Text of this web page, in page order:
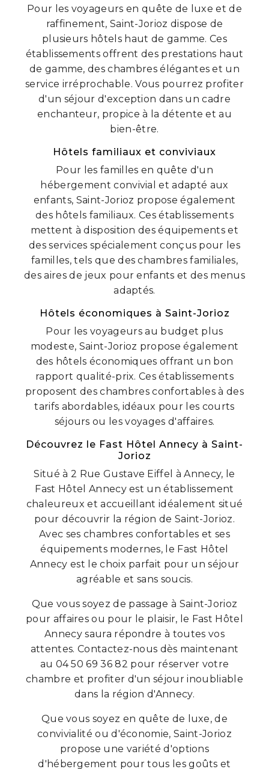
Pour les voyageurs en quête de luxe et de
raffinement, Saint-Jorioz dispose de
plusieurs hôtels haut de gamme. Ces
établissements offrent des prestations haut
de gamme, des chambres élégantes et un
service irréprochable. Vous pourrez profiter
d'un séjour d'exception dans un cadre
enchanteur, propice à la détente et au
bien-être.
Hôtels familiaux et conviviaux
Pour les familles en quête d'un
hébergement convivial et adapté aux
enfants, Saint-Jorioz propose également
des hôtels familiaux. Ces établissements
mettent à disposition des équipements et
des services spécialement conçus pour les
familles, tels que des chambres familiales,
des aires de jeux pour enfants et des menus
adaptés.
Hôtels économiques à Saint-Jorioz
Pour les voyageurs au budget plus
modeste, Saint-Jorioz propose également
des hôtels économiques offrant un bon
rapport qualité-prix. Ces établissements
proposent des chambres confortables à des
tarifs abordables, idéaux pour les courts
séjours ou les voyages d'affaires.
Découvrez le Fast Hôtel Annecy à Saint-
Jorioz
Situé à 2 Rue Gustave Eiffel à Annecy, le
Fast Hôtel Annecy est un établissement
chaleureux et accueillant idéalement situé
pour découvrir la région de Saint-Jorioz.
Avec ses chambres confortables et ses
équipements modernes, le Fast Hôtel
Annecy est le choix parfait pour un séjour
agréable et sans soucis.
Que vous soyez de passage à Saint-Jorioz
pour affaires ou pour le plaisir, le Fast Hôtel
Annecy saura répondre à toutes vos
attentes. Contactez-nous dès maintenant
au 04 50 69 36 82 pour réserver votre
chambre et profiter d'un séjour inoubliable
dans la région d'Annecy.
Que vous soyez en quête de luxe, de
convivialité ou d'économie, Saint-Jorioz
propose une variété d'options
d'hébergement pour tous les goûts et